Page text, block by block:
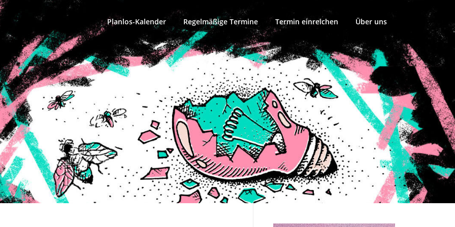
Planlos-Kalender Regelmäßige Termine Termin einreichen Über uns